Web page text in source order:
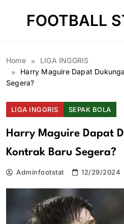
FOOTBALL
Home
LIGA INGGRIS
Harry Maguire Dapat
Segera?
LIGA INGGRIS SEPAK BOLA
Harry Maguire Dapat
Kontrak Baru Segera?
Adminfootstat 12/29/2024